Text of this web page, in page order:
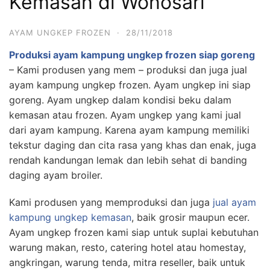
AYAM UNGKEP FROZEN · 28/11/2018
Produksi ayam kampung ungkep frozen siap goreng
– Kami produsen yang mem – produksi dan juga jual
ayam kampung ungkep frozen. Ayam ungkep ini siap
goreng. Ayam ungkep dalam kondisi beku dalam
kemasan atau frozen. Ayam ungkep yang kami jual
dari ayam kampung. Karena ayam kampung memiliki
tekstur daging dan cita rasa yang khas dan enak, juga
rendah kandungan lemak dan lebih sehat di banding
daging ayam broiler.
Kami produsen yang memproduksi dan juga jual ayam
kampung ungkep kemasan, baik grosir maupun ecer.
Ayam ungkep frozen kami siap untuk suplai kebutuhan
warung makan, resto, catering hotel atau homestay,
angkringan, warung tenda, mitra reseller, baik untuk